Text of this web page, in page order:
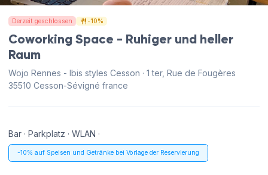
Derzeit geschlossen -10%
Coworking Space - Ruhiger und heller
Raum
Wojo Rennes - Ibis styles Cesson · 1 ter, Rue de Fougères
35510 Cesson-Sévigné france
Bar · Parkplatz · WLAN ·
-10% auf Speisen und Getränke bei Vorlage der Reservierung